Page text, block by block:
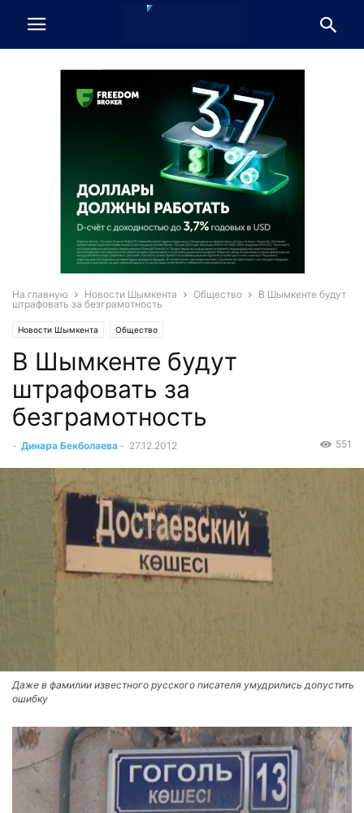
На главную Новости Шымкента Общество
В Шымкенте будут
штрафовать за безграмотность
Новости Шымкента Общество
В Шымкенте будут
штрафовать за
безграмотность
- Динара Бекболаева - 27.12.2012 551
Даже в фамилии известного русского писателя умудрились допустить
ошибку